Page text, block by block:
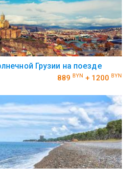
Грузии на поезде
889 BYN + 1200 BYN